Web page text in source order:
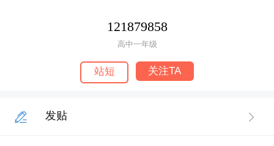
121879858
高中一年级
站短 关注TA
发贴